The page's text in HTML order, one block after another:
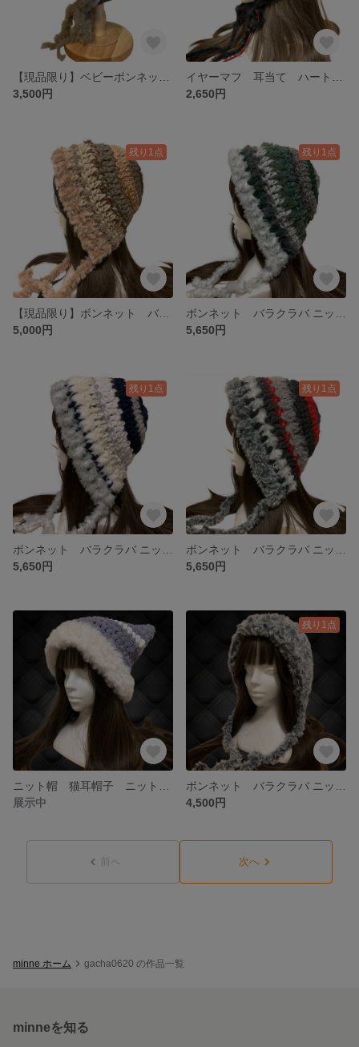
3,500円
2,650円
残り1点
5,000円
残り1点
5,650円
残り1点
5,650円
残り1点
5,650円
展示中
残り1点
4,500円
前へ 次へ
minne ホーム gacha0620 の作品一覧
minneを知る